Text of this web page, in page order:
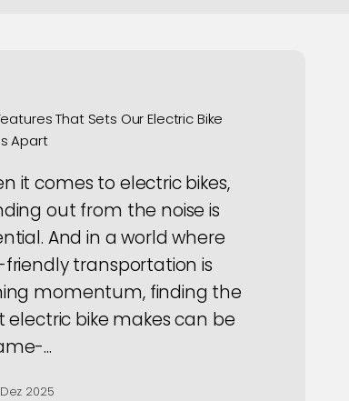
That Sets Our Electric Bike
Apart
it comes to electric bikes,
out from the noise is
And in a world where
transportation is
momentum, finding the
electric bike makes can be
...
2025